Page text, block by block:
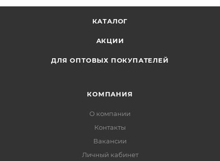
КАТАЛОГ
АКЦИИ
ДЛЯ ОПТОВЫХ ПОКУПАТЕЛЕЙ
КОМПАНИЯ
О компании
Контакты
Вакансии
Личный кабинет